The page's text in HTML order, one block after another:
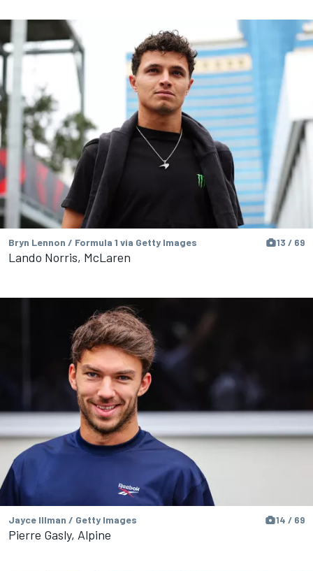
Bryn Lennon / Formula 1 via Getty Images 13 / 69
Lando Norris, McLaren
Jayce Illman / Getty Images 14 / 69
Pierre Gasly, Alpine